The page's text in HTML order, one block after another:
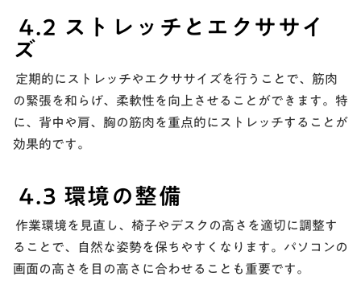
4.2 ストレッチとエクササイ
ズ
定期的にストレッチやエクササイズを行うことで、筋肉
の緊張を和らげ、柔軟性を向上させることができます。特
に、背中や肩、胸の筋肉を重点的にストレッチすることが
効果的です。
4.3 環境の整備
作業環境を見直し、椅子やデスクの高さを適切に調整す
ることで、自然な姿勢を保ちやすくなります。パソコンの
画面の高さを目の高さに合わせることも重要です。